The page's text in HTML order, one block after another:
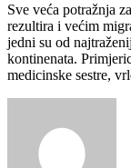
Sve veća potražnja
rezultira i većim
jedni su od
kontinenata.
medicinske sestre,